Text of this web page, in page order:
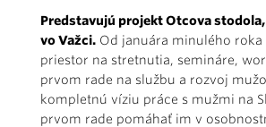
Predstavujú projekt Otcova
vo Važci. Od januára minulého roka
priestor na stretnutia, semináre,
prvom rade na službu a rozvoj
kompletnú víziu práce s mužmi na
prvom rade pomáhať im v